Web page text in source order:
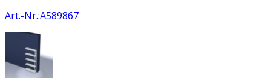
Art.-Nr.:A589867